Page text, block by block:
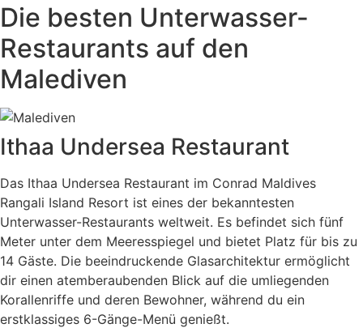
Die besten Unterwasser-
Restaurants auf den
Malediven
Ithaa Undersea Restaurant
Das Ithaa Undersea Restaurant im Conrad Maldives
Rangali Island Resort ist eines der bekanntesten
Unterwasser-Restaurants weltweit. Es befindet sich fünf
Meter unter dem Meeresspiegel und bietet Platz für bis zu
14 Gäste. Die beeindruckende Glasarchitektur ermöglicht
dir einen atemberaubenden Blick auf die umliegenden
Korallenriffe und deren Bewohner, während du ein
erstklassiges 6-Gänge-Menü genießt.